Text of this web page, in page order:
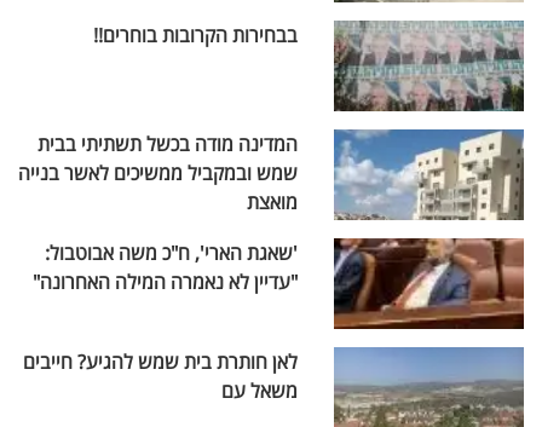
בבחירות הקרובות בוחרים!!
המדינה מודה בכשל תשתיתי בבית
שמש ובמקביל ממשיכים לאשר בנייה
מואצת
'שאגת הארי', ח"כ משה אבוטבול:
"עדיין לא נאמרה המילה האחרונה"
לאן חותרת בית שמש להגיע? חייבים
משאל עם